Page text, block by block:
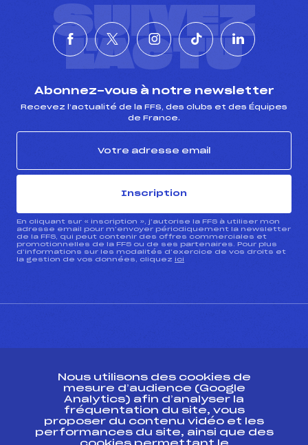
SUIVEZ
L'ACTU
Abonnez-vous à notre newsletter
Recevez l’actualité de la FFS, des clubs et des Équipes
de France.
Inscription
En cliquant sur « inscription », j’autorise la FFS à utiliser mon
adresse email pour m’envoyer périodiquement la newsletter
de la FFS, qui peut contenir des offres commerciales et
promotionnelles de la FFS ou de ses partenaires. Pour plus
d’informations sur les modalités d’exercice de vos droits et
la gestion de vos données, cliquez ici
ESPACE PRESSE
Ressources
Pass’Neige
Nous utilisons des cookies de
mesure d’audience (Google
Analytics) afin d’analyser la
fréquentation du site, vous
proposer du contenu vidéo et les
performances du site, ainsi que des